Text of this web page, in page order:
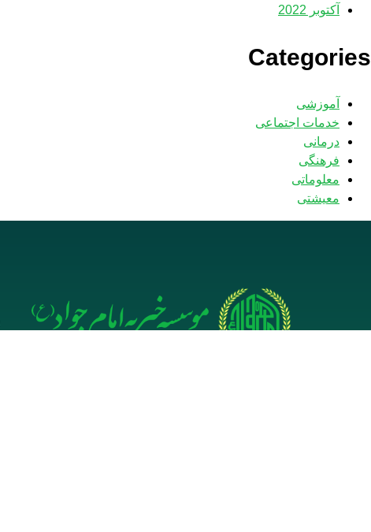
آکتوبر 2022
Categories
آموزشی
خدمات اجتماعی
درمانی
فرهنگی
معلوماتی
معیشتی